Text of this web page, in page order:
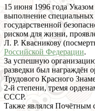
15 июня 1996 года
выполнение
государственной
риском для жизни,
Л. Р. Квасникову
Российской Федерации.
За успешную
разведки был награждён
Трудового Красного
2-й степени, тремя
СССР.
Также являлся Почётным